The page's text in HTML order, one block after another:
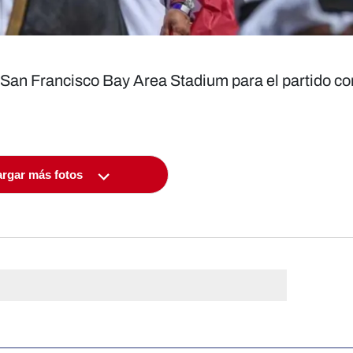
Francisco Bay Area Stadium para el partido
más fotos